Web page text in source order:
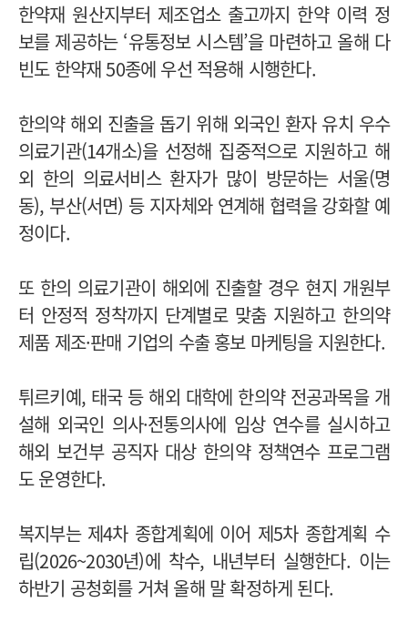
한약재 원산지부터 제조업소 출고까지 한약 이력 정
보를 제공하는 ‘유통정보 시스템’을 마련하고 올해 다
빈도 한약재 50종에 우선 적용해 시행한다.
한의약 해외 진출을 돕기 위해 외국인 환자 유치 우수
의료기관(14개소)을 선정해 집중적으로 지원하고 해
외 한의 의료서비스 환자가 많이 방문하는 서울(명
동), 부산(서면) 등 지자체와 연계해 협력을 강화할 예
정이다.
또 한의 의료기관이 해외에 진출할 경우 현지 개원부
터 안정적 정착까지 단계별로 맞춤 지원하고 한의약
제품 제조·판매 기업의 수출 홍보 마케팅을 지원한다.
튀르키예, 태국 등 해외 대학에 한의약 전공과목을 개
설해 외국인 의사·전통의사에 임상 연수를 실시하고
해외 보건부 공직자 대상 한의약 정책연수 프로그램
도 운영한다.
복지부는 제4차 종합계획에 이어 제5차 종합계획 수
립(2026~2030년)에 착수, 내년부터 실행한다. 이는
하반기 공청회를 거쳐 올해 말 확정하게 된다.